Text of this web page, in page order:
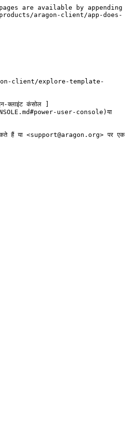
are available by appending
aragon-client/app-does-
client/explore-template-
क्लाइंट कंसोल ]
user-console)या
हैं या <support@aragon.org> पर एक